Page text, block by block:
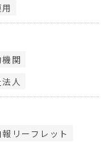
関
人
リーフレット